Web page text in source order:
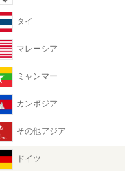
タイ
マレーシア
ミャンマー
カンボジア
その他アジア
ドイツ